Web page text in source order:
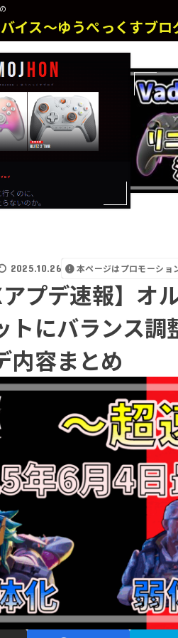
イス～ゆうぺっくすブロ
2025.10.26 本ページはプロモーショ
アプデ速報】オ
トにバランス
内容まとめ